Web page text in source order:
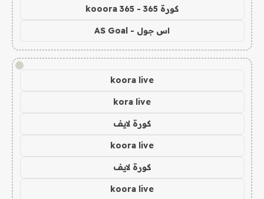
كورة 365 - kooora 365
اس جول - AS Goal
!
koora live
kora live
كورة لايف
koora live
كورة لايف
koora live